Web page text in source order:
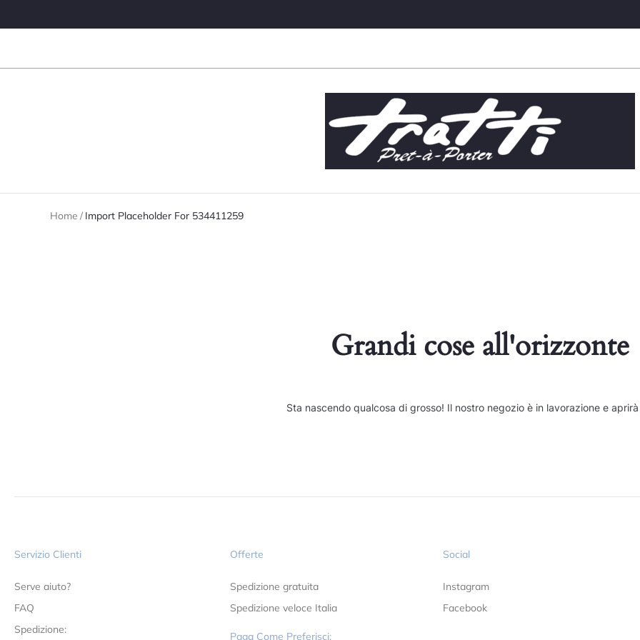
Home / Import Placeholder For 534411259
Grandi cose all'orizzonte
Sta nascendo qualcosa di grosso! Il nostro negozio è in lavorazione e
Servizio Clienti
Serve aiuto?
FAQ
Spedizione:
Offerte
Spedizione gratuita
Spedizione veloce Italia
Paga Come Preferisci:
Social
Instagram
Facebook